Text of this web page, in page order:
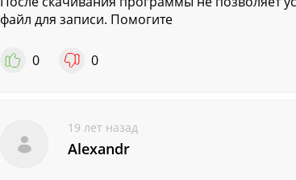
файл для записи. Помогите
0 0
19 лет назад
Alexandr